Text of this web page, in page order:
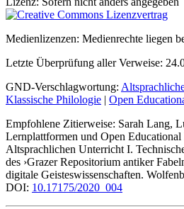
Medienlizenzen: Medienrechte liegen
Letzte Überprüfung aller Verweise:
GND-Verschlagwortung:
Klassische Philologie | Open
Empfohlene Zitierweise: Sarah Lang,
Lernplattformen und Open Educational
Altsprachlichen Unterricht I.
des ›Grazer Repositorium antiker
digitale Geisteswissenschaften.
DOI: 10.17175/2020_004